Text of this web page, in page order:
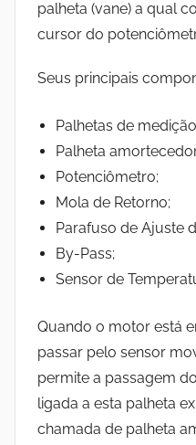
palheta (vane) a qual
cursor do
Seus principais
Palhetas de
Palheta
Potenciômetro;
Mola de Retorno;
Parafuso de Ajuste
By-Pass;
Sensor de
Quando o motor está
passar pelo sensor
permite a passagem
ligada a esta palheta
chamada de palheta